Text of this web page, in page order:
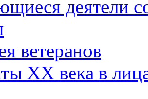
деятели
ветеранов
XX века в